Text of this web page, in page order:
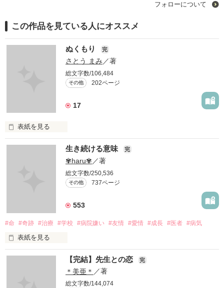
フォローについて
この作品を見ている人にオススメ
ぬくもり 完
さとう まみ／著
総文字数/106,484
その他 202ページ
17
表紙を見る
愛したいのに…
あなたのママになる事はできますか？
あなたの母親になりたい…
生き続ける意味 完
✾haru✾／著
総文字数/250,536
その他 737ページ
553
#命 #奇跡 #治療 #学校 #病院嫌い #友情 #愛情 #成長 #医者 #病気
表紙を見る
【完結】先生との恋 完
＊美亜＊ ／著
総文字数/144,074